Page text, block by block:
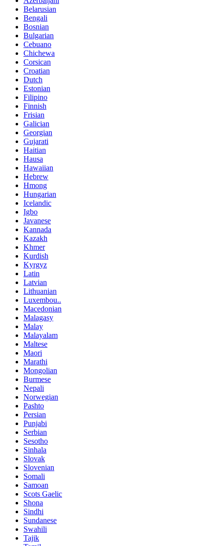
Belarusian
Bengali
Bosnian
Bulgarian
Cebuano
Chichewa
Corsican
Croatian
Dutch
Estonian
Filipino
Finnish
Frisian
Galician
Georgian
Gujarati
Haitian
Hausa
Hawaiian
Hebrew
Hmong
Hungarian
Icelandic
Igbo
Javanese
Kannada
Kazakh
Khmer
Kurdish
Kyrgyz
Latin
Latvian
Lithuanian
Luxembou..
Macedonian
Malagasy
Malay
Malayalam
Maltese
Maori
Marathi
Mongolian
Burmese
Nepali
Norwegian
Pashto
Persian
Punjabi
Serbian
Sesotho
Sinhala
Slovak
Slovenian
Somali
Samoan
Scots Gaelic
Shona
Sindhi
Sundanese
Swahili
Tajik